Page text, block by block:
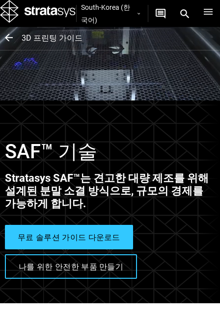
South-Korea (한
국어)
3D 프린팅 가이드
SAF™ 기술
Stratasys SAF™는 견고한 대량 제조를 위해
설계된 분말 소결 방식으로, 규모의 경제를
가능하게 합니다.
무료 솔루션 가이드 다운로드
나를 위한 안전한 부품 만들기